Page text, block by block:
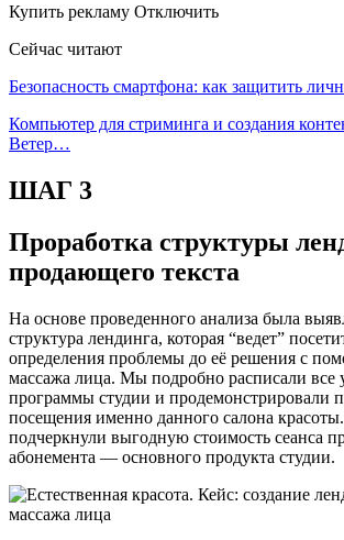
Купить рекламу Отключить
Сейчас читают
Безопасность смартфона: как защитить
Компьютер для стриминга и создания
Ветер…
ШАГ 3
Проработка структуры
продающего текста
На основе проведенного анализа была
структура лендинга, которая “ведет”
определения проблемы до её решения с
массажа лица. Мы подробно расписали все
программы студии и продемонстрировали
посещения именно данного салона
подчеркнули выгодную стоимость сеанса
абонемента — основного продукта студии.